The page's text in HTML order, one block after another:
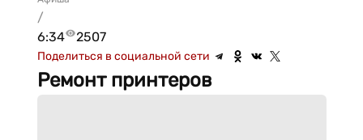
/
6:34
2507
Поделиться в социальной сети
Ремонт принтеров